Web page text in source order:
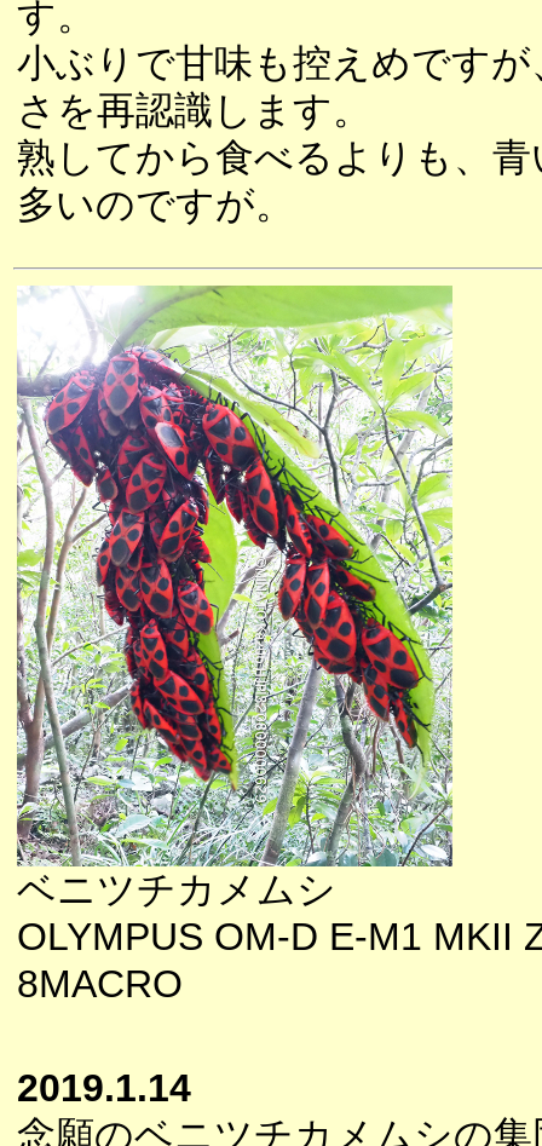
す。
小ぶりで甘味も控えめです
さを再認識します。
熟してから食べるよりも、
多いのですが。
ベニツチカメムシ
OLYMPUS OM-D E-M1 MKII
8MACRO
2019.1.14
念願のベニツチカメムシの